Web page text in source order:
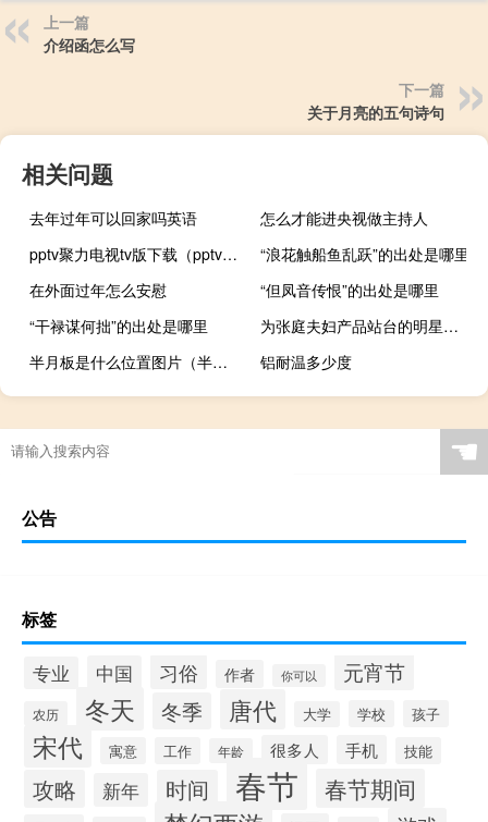
上一篇
介绍函怎么写
下一篇
关于月亮的五句诗句
相关问题
去年过年可以回家吗英语
怎么才能进央视做主持人
pptv聚力电视tv版下载（pptv聚力m1手机(pptv聚力手机版下载)）
“浪花触船鱼乱跃”的出处是哪里
在外面过年怎么安慰
“但凤音传恨”的出处是哪里
“干禄谋何拙”的出处是哪里
为张庭夫妇产品站台的明星要担责吗
半月板是什么位置图片（半月板是什么）
铝耐温多少度
☚
公告
标签
专业 中国 习俗 作者 你可以 元宵节
农历 冬天 冬季 唐代 大学 学校 孩子
宋代 寓意 工作 年龄 很多人 手机 技能
攻略 新年 时间 春节 春节期间